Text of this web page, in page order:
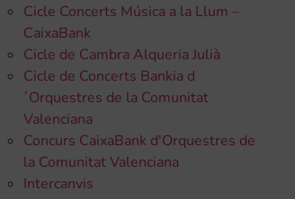
Cicle Concerts Música a la Llum –
CaixaBank
Cicle de Cambra Alqueria Julià
Cicle de Concerts Bankia d
´Orquestres de la Comunitat
Valenciana
Concurs CaixaBank d'Orquestres de
la Comunitat Valenciana
Intercanvis